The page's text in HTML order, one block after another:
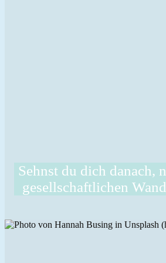
Sehnst du dich danach,
gesellschaftlichen